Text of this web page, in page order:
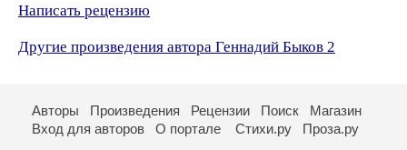
Написать рецензию
Другие произведения автора Геннадий Быков 2
Авторы Произведения Рецензии Поиск
Магазин
Вход для авторов
О портале Стихи.ру Проза.ру